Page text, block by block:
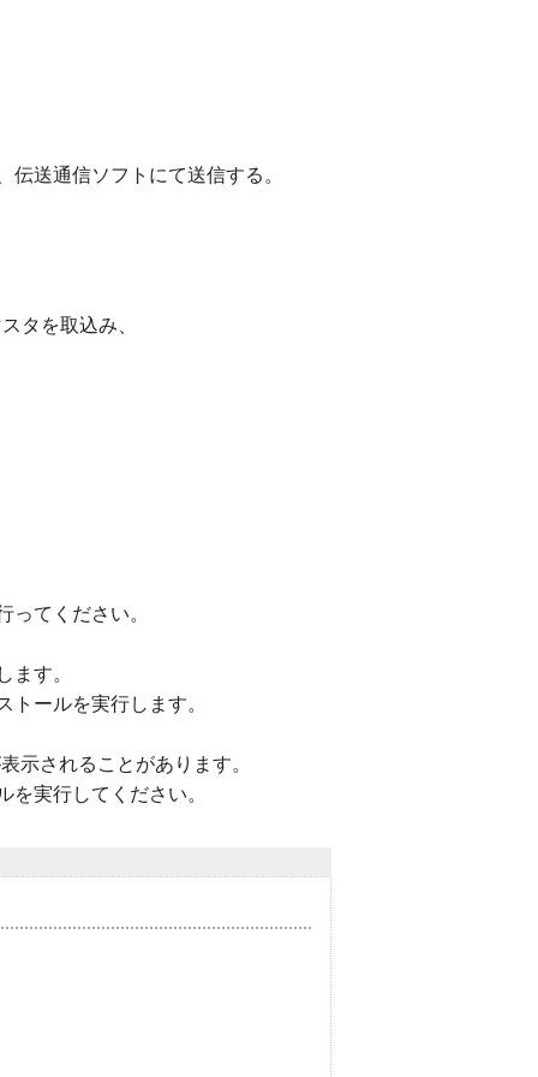
送通信ソフトにて送信する。
タを取込み、
てください。
す。
ールを実行します。
示されることがあります。
実行してください。